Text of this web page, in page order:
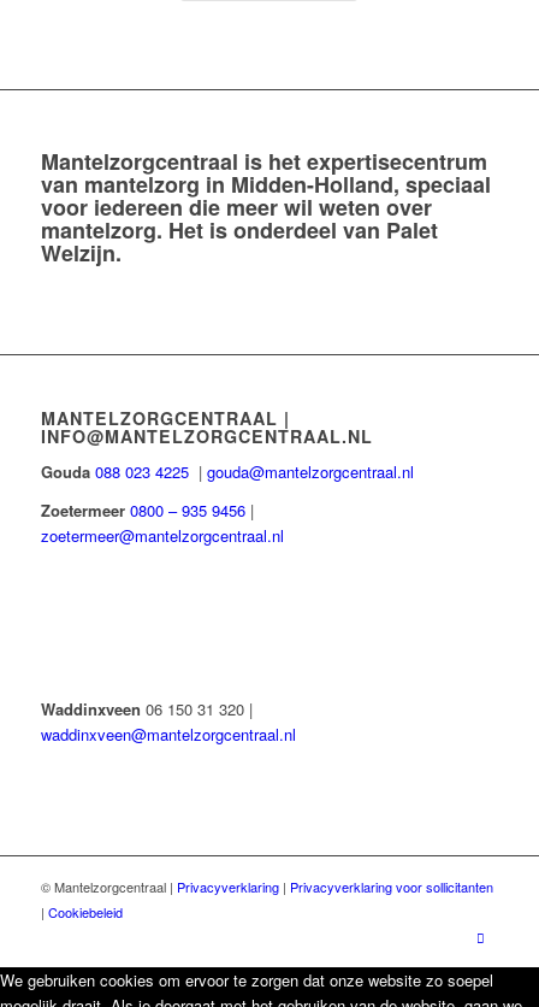
Mantelzorgcentraal is het expertisecentrum
van mantelzorg in Midden-Holland, speciaal
voor iedereen die meer wil weten over
mantelzorg. Het is onderdeel van Palet
Welzijn.
MANTELZORGCENTRAAL |
INFO@MANTELZORGCENTRAAL.NL
Gouda 088 023 4225| gouda@mantelzorgcentraal.nl
Zoetermeer 0800 – 935 9456|
zoetermeer@mantelzorgcentraal.nl
Waddinxveen 06 150 31 320 |
waddinxveen@mantelzorgcentraal.nl
© Mantelzorgcentraal | Privacyverklaring| Privacyverklaring voor sollicitanten
| Cookiebeleid
We gebruiken cookies om ervoor te zorgen dat onze website zo soepel